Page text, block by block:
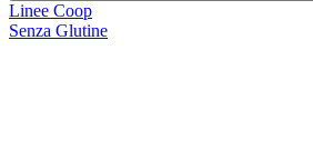
Linee Coop
Senza Glutine